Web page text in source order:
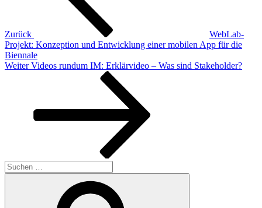
Zurück
WebLab-
Projekt: Konzeption und Entwicklung einer mobilen App für die
Biennale
Nächster
Weiter Videos rundum IM: Erklärvideo – Was sind Stakeholder?
Suchen
nach: